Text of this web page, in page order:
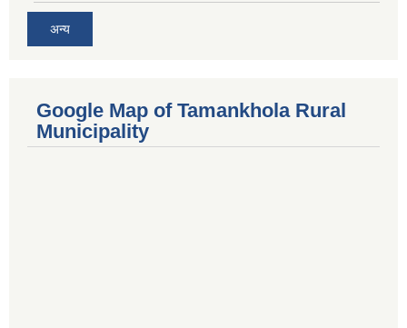
अन्य
Google Map of Tamankhola Rural
Municipality